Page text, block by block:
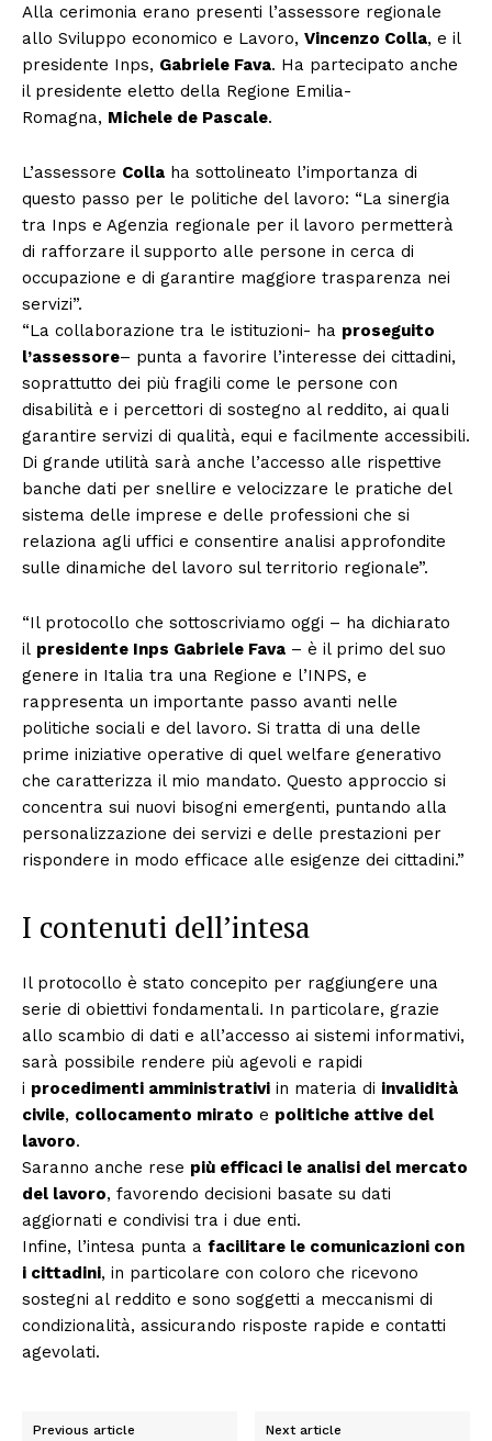
Alla cerimonia erano presenti l’assessore regionale
allo Sviluppo economico e Lavoro, Vincenzo Colla, e il
presidente Inps, Gabriele Fava. Ha partecipato anche
il presidente eletto della Regione Emilia-
Romagna, Michele de Pascale.
L’assessore Colla ha sottolineato l’importanza di
questo passo per le politiche del lavoro: “La sinergia
tra Inps e Agenzia regionale per il lavoro permetterà
di rafforzare il supporto alle persone in cerca di
occupazione e di garantire maggiore trasparenza nei
servizi”.
“La collaborazione tra le istituzioni- ha proseguito
l’assessore– punta a favorire l’interesse dei cittadini,
soprattutto dei più fragili come le persone con
disabilità e i percettori di sostegno al reddito, ai quali
garantire servizi di qualità, equi e facilmente accessibili.
Di grande utilità sarà anche l’accesso alle rispettive
banche dati per snellire e velocizzare le pratiche del
sistema delle imprese e delle professioni che si
relaziona agli uffici e consentire analisi approfondite
sulle dinamiche del lavoro sul territorio regionale”.
“Il protocollo che sottoscriviamo oggi – ha dichiarato
il presidente Inps Gabriele Fava – è il primo del suo
genere in Italia tra una Regione e l’INPS, e
rappresenta un importante passo avanti nelle
politiche sociali e del lavoro. Si tratta di una delle
prime iniziative operative di quel welfare generativo
che caratterizza il mio mandato. Questo approccio si
concentra sui nuovi bisogni emergenti, puntando alla
personalizzazione dei servizi e delle prestazioni per
rispondere in modo efficace alle esigenze dei cittadini.”
I contenuti dell’intesa
Il protocollo è stato concepito per raggiungere una
serie di obiettivi fondamentali. In particolare, grazie
allo scambio di dati e all’accesso ai sistemi informativi,
sarà possibile rendere più agevoli e rapidi
i procedimenti amministrativi in materia di invalidità
civile, collocamento mirato e politiche attive del
lavoro.
Saranno anche rese più efficaci le analisi del mercato
del lavoro, favorendo decisioni basate su dati
aggiornati e condivisi tra i due enti.
Infine, l’intesa punta a facilitare le comunicazioni con
i cittadini, in particolare con coloro che ricevono
sostegni al reddito e sono soggetti a meccanismi di
condizionalità, assicurando risposte rapide e contatti
agevolati.
Previous article Next article